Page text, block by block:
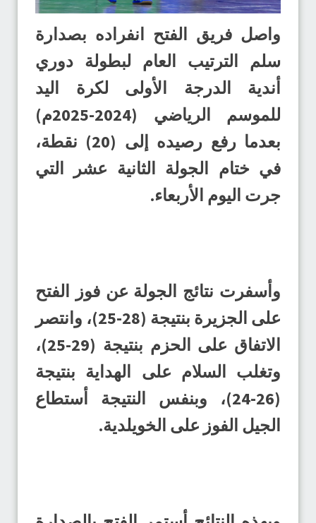
واصل فريق الفتح انفراده بصدارة
سلم الترتيب العام لبطولة دوري
أندية الدرجة الأولى لكرة اليد
للموسم الرياضي (2024-2025م)
بعدما رفع رصيده إلى (20) نقطة،
في ختام الجولة الثانية عشر التي
جرت اليوم الأربعاء.
وأسفرت نتائج الجولة عن فوز الفتح
على الجزيرة بنتيجة (28-25)، وانتصر
الاتفاق على الحزم بنتيجة (29-25)،
وتغلب السلام على الهداية بنتيجة
(26-24)، وبنفس النتيجة أستطاع
الجيل الفوز على الخويلدية.